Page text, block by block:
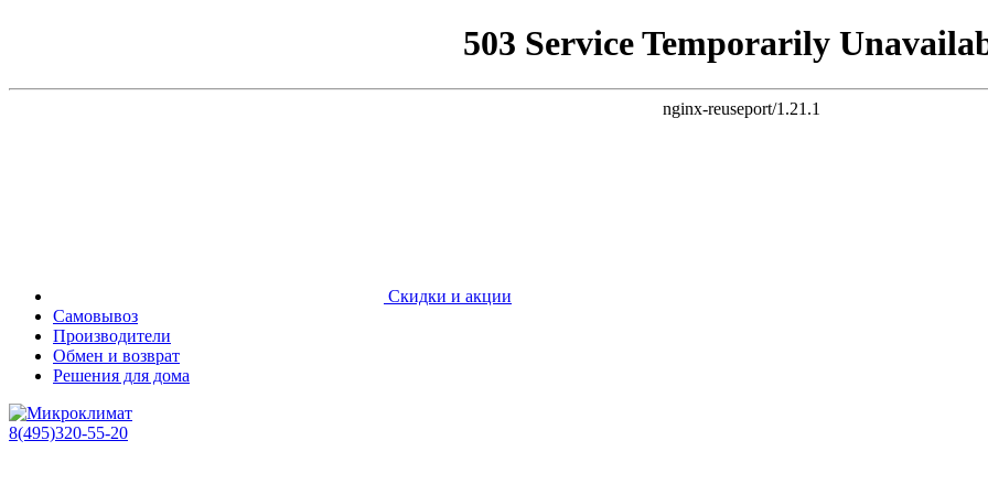
503 Service Temporarily
nginx-reuseport/1.21.1
Скидки и акции
Самовывоз
Производители
Обмен и возврат
Решения для дома
8(495)320-55-20